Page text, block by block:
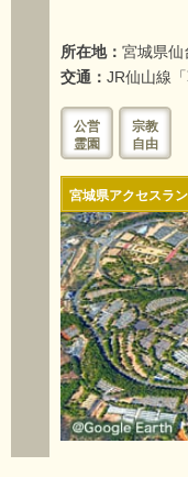
所在地： 宮城県仙
交通： JR仙山線
公営
霊園
宗教
自由
宮城県アクセスラ